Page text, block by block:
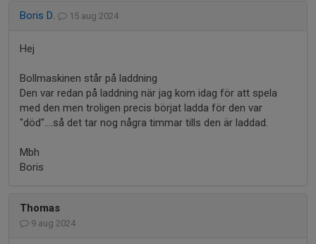
Boris D. 15 aug 2024
Hej
Bollmaskinen står på laddning
Den var redan på laddning när jag kom idag för att spela
med den men troligen precis börjat ladda för den var
"död"....så det tar nog några timmar tills den är laddad.
Mbh
Boris
Thomas
9 aug 2024